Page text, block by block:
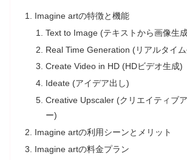
Imagine artの特徴と機能
Text to Image (テキストから画像生
Real Time Generation (リアルタイ
Create Video in HD (HDビデオ生成)
Ideate (アイデア出し)
Creative Upscaler (クリエイティブ
ー)
Imagine artの利用シーンとメリット
Imagine artの料金プラン